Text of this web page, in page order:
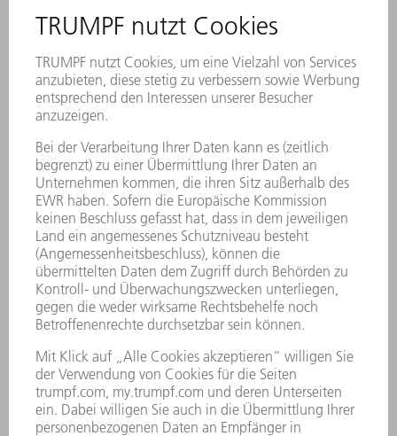
Kollisionsschutz
Der Kollisionsschutz für Ihren Schneidkopf
garantiert höchste Prozesssicherheit. Sie
profitieren von kürzeren Nebenzeiten durch
eine erhöhte Maschinenverfügbarkeit. Im Fall
von Kollisionen werden Beschädigungen am
Schneidkopf vermieden.